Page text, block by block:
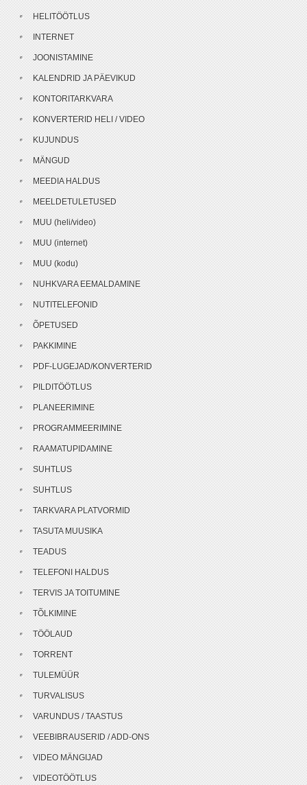
HELITÖÖTLUS
INTERNET
JOONISTAMINE
KALENDRID JA PÄEVIKUD
KONTORITARKVARA
KONVERTERID HELI / VIDEO
KUJUNDUS
MÄNGUD
MEEDIA HALDUS
MEELDETULETUSED
MUU (heli/video)
MUU (internet)
MUU (kodu)
NUHKVARA EEMALDAMINE
NUTITELEFONID
ÕPETUSED
PAKKIMINE
PDF-LUGEJAD/KONVERTERID
PILDITÖÖTLUS
PLANEERIMINE
PROGRAMMEERIMINE
RAAMATUPIDAMINE
SUHTLUS
SUHTLUS
TARKVARA PLATVORMID
TASUTA MUUSIKA
TEADUS
TELEFONI HALDUS
TERVIS JA TOITUMINE
TÕLKIMINE
TÖÖLAUD
TORRENT
TULEMÜÜR
TURVALISUS
VARUNDUS / TAASTUS
VEEBIBRAUSERID / ADD-ONS
VIDEO MÄNGIJAD
VIDEOTÖÖTLUS